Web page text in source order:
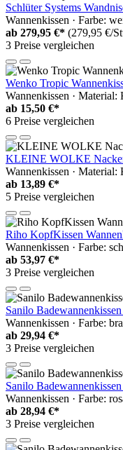
Schlüter Systems
Wannenkissen · Farbe:
ab 279,95 €* (279,95 €/
3 Preise vergleichen
Wenko Tropic
Wannenkissen ·
ab 15,50 €*
6 Preise vergleichen
KLEINE WOLKE
Wannenkissen ·
ab 13,89 €*
5 Preise vergleichen
Riho KopfKissen
Wannenkissen · Farbe:
ab 53,97 €*
3 Preise vergleichen
Sanilo
Wannenkissen · Farbe:
ab 29,94 €*
3 Preise vergleichen
Sanilo
Wannenkissen · Farbe:
ab 28,94 €*
3 Preise vergleichen